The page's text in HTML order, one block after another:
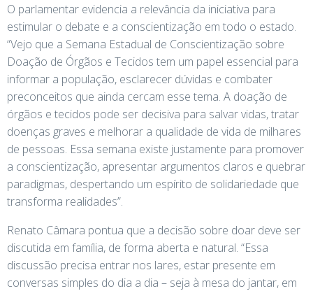
O parlamentar evidencia a relevância da iniciativa para
estimular o debate e a conscientização em todo o estado.
“Vejo que a Semana Estadual de Conscientização sobre
Doação de Órgãos e Tecidos tem um papel essencial para
informar a população, esclarecer dúvidas e combater
preconceitos que ainda cercam esse tema. A doação de
órgãos e tecidos pode ser decisiva para salvar vidas, tratar
doenças graves e melhorar a qualidade de vida de milhares
de pessoas. Essa semana existe justamente para promover
a conscientização, apresentar argumentos claros e quebrar
paradigmas, despertando um espírito de solidariedade que
transforma realidades”.
Renato Câmara pontua que a decisão sobre doar deve ser
discutida em família, de forma aberta e natural. “Essa
discussão precisa entrar nos lares, estar presente em
conversas simples do dia a dia – seja à mesa do jantar, em